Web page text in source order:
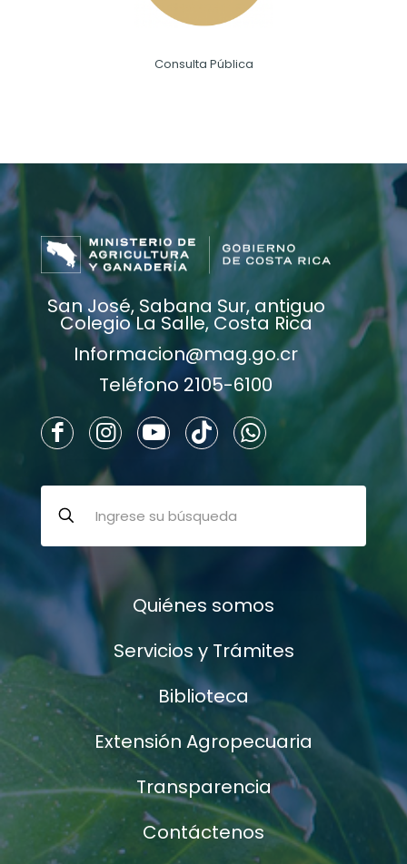
Consulta Pública
San José, Sabana Sur, antiguo
Colegio La Salle, Costa Rica
Informacion@mag.go.cr
Teléfono 2105-6100
Quiénes somos
Servicios y Trámites
Biblioteca
Extensión Agropecuaria
Transparencia
Contáctenos